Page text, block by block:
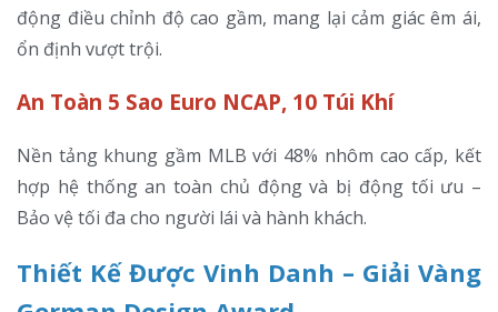
động điều chỉnh độ cao gầm, mang lại cảm giác êm ái,
ổn định vượt trội.
An Toàn 5 Sao Euro NCAP, 10 Túi Khí
Nền tảng khung gầm MLB với 48% nhôm cao cấp, kết
hợp hệ thống an toàn chủ động và bị động tối ưu –
Bảo vệ tối đa cho người lái và hành khách.
Thiết Kế Được Vinh Danh – Giải Vàng